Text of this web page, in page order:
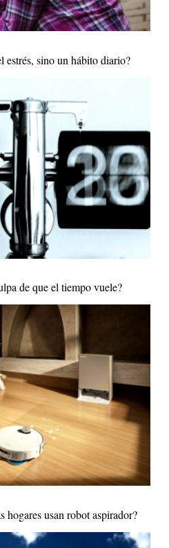
estrés, sino un hábito diario?
de que el tiempo vuele?
hogares usan robot aspirador?